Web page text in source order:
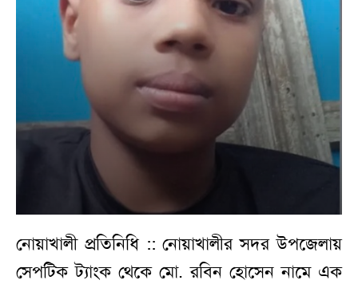
নোয়াখালী প্রতিনিধি :: নোয়াখালীর সদর উপজেলায়
সেপটিক ট্যাংক থেকে মো. রবিন হোসেন নামে এক